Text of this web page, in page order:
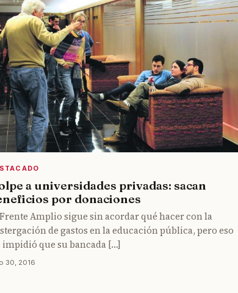
a universidades privadas: sacan
por donaciones
Amplio sigue sin acordar qué hacer con la
de gastos en la educación pública, pero eso
impidió que su bancada […]
30, 2016